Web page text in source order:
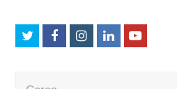
TwitterFacebookInstagram
LinkedInYoutube